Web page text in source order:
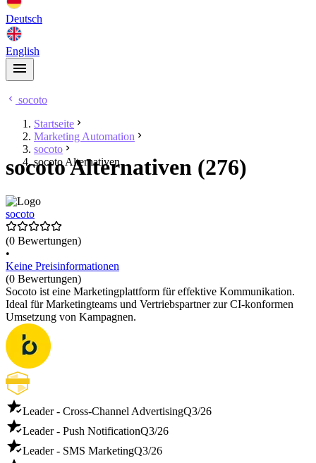
Deutsch
English
socoto
Startseite
Marketing Automation
socoto
socoto Alternativen
socoto Alternativen (276)
socoto
(0 Bewertungen)
•
Keine Preisinformationen
(0 Bewertungen)
Socoto ist eine Marketingplattform für effektive Kommunikation.
Ideal für Marketingteams und Vertriebspartner zur CI-konformen
Umsetzung von Kampagnen.
Leader - Cross-Channel AdvertisingQ3/26
Leader - Push NotificationQ3/26
Leader - SMS MarketingQ3/26